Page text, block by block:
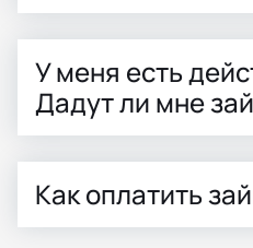
У меня есть
Дадут ли мне
Как оплатить